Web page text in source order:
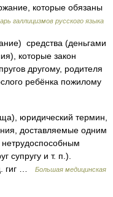
которые обязаны
галлицизмов русского языка
средства (деньгами
которые закон
другому, родителя
ребёнка пожилому
юридический термин,
доставляемые одним
супругу и т. п.).
гиг …
Большая медицинская